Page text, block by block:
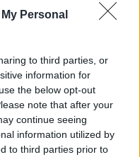
Personal
to third parties, or
information for
the below opt-out
note that after your
continue seeing
information utilized by
to third parties prior to
Bonneville, CEO
di Kiliagon e
sfida”.